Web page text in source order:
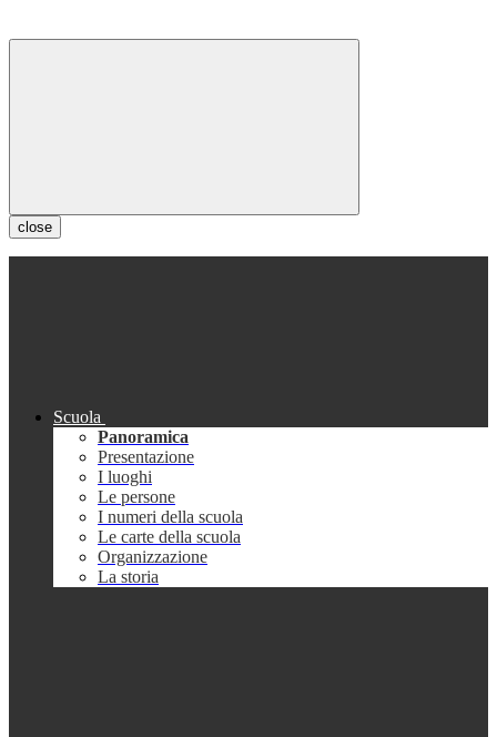
close
Scuola
Panoramica
Presentazione
I luoghi
Le persone
I numeri della scuola
Le carte della scuola
Organizzazione
La storia